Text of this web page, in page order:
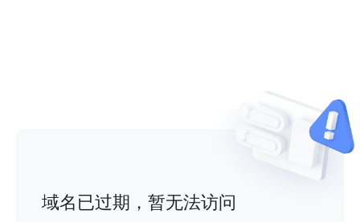
域名已过期，暂无法访问